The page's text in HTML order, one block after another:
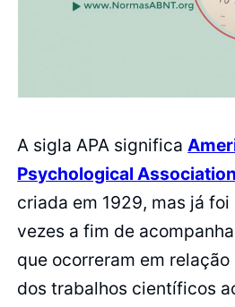
A sigla APA significa
Psychological Association
criada em 1929, mas já
vezes a fim de
que ocorreram em
dos trabalhos científicos